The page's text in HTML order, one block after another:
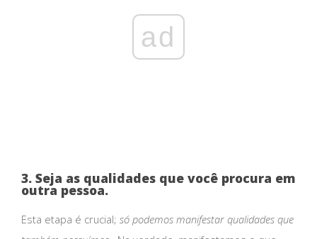
ad
3. Seja as qualidades que você procura em
outra pessoa.
Esta etapa é crucial; só podemos manifestar qualidades que